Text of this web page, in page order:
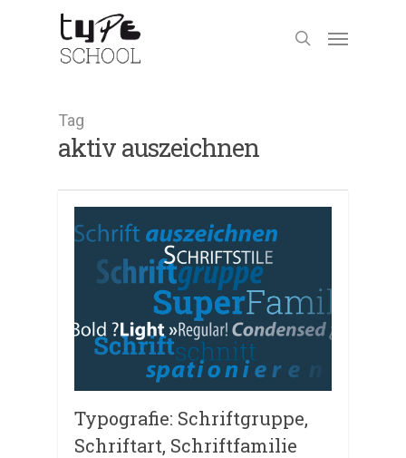
Tag
aktiv auszeichnen
Typografie: Schriftgruppe,
Schriftart, Schriftfamilie